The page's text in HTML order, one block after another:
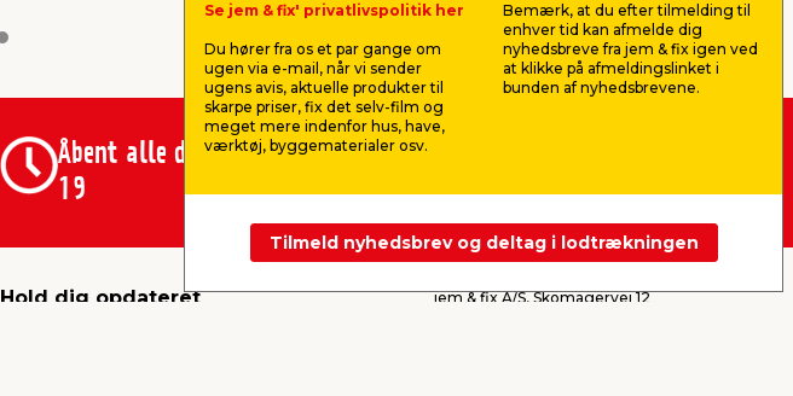
Næste
Åbent alle dage 8 -
19
Køb i webshop
byt i butik
Hold dig opdateret
jem & fix A/S, Skomagervej 12
Se jem & fix' privatlivspolitik her
Du hører fra os et par gange om
ugen via e-mail, når vi sender
ugens avis, aktuelle produkter til
skarpe priser, fix det selv-film og
meget mere indenfor hus, have,
værktøj, byggematerialer osv.
Bemærk, at du efter tilmelding til
enhver tid kan afmelde dig
nyhedsbreve fra jem & fix igen ved
at klikke på afmeldingslinket i
bunden af nyhedsbrevene.
Tilmeld nyhedsbrev og deltag i lodtrækningen